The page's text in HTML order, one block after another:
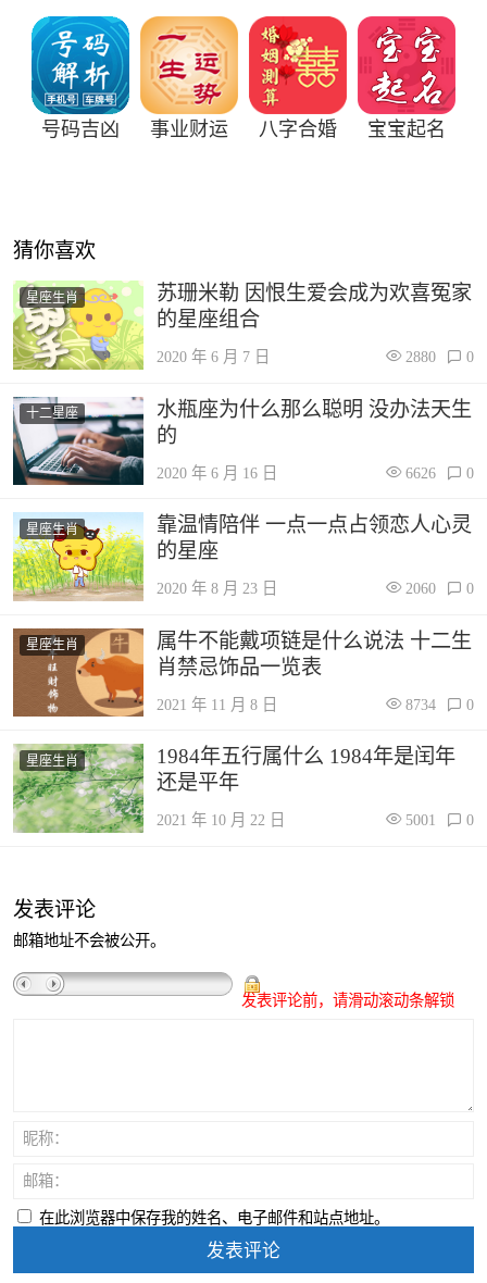
号码吉凶 事业财运 八字合婚 宝宝起名
猜你喜欢
星座生肖
苏珊米勒 因恨生爱会成为欢喜冤家
的星座组合
2020 年 6 月 7 日 2880 0
十二星座
水瓶座为什么那么聪明 没办法天生
的
2020 年 6 月 16 日 6626 0
星座生肖
靠温情陪伴 一点一点占领恋人心灵
的星座
2020 年 8 月 23 日 2060 0
星座生肖
属牛不能戴项链是什么说法 十二生
肖禁忌饰品一览表
2021 年 11 月 8 日 8734 0
星座生肖
1984年五行属什么 1984年是闰年
还是平年
2021 年 10 月 22 日 5001 0
发表评论
邮箱地址不会被公开。
发表评论前，请滑动滚动条解锁
昵称：
邮箱：
在此浏览器中保存我的姓名、电子邮件和站点地址。